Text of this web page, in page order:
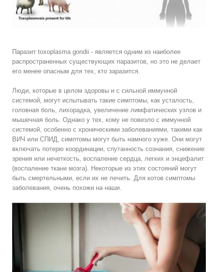
Паразит toxoplasma gondii - является одним из наиболее
распространенных существующих паразитов, но это не делает
его менее опасным для тех, кто заразится.
Люди, которые в целом здоровы и с сильной иммунной
системой, могут испытывать такие симптомы, как усталость,
головная боль, лихорадка, увеличение лимфатических узлов и
мышечная боль. Однако у тех, кому не повезло с иммунной
системой, особенно с хроническими заболеваниями, такими как
ВИЧ или СПИД, симптомы могут быть намного хуже. Они могут
включать потерю координации, спутанность сознания, снижение
зрения или нечеткость, воспаление сердца, легких и энцефалит
(воспаление ткани мозга). Некоторые из этих состояний могут
быть смертельными, если их не лечить. Для котов симптомы
заболевания, очень похожи на наши.